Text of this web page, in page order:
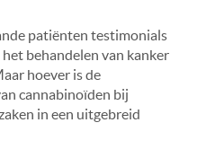
patiënten testimonials
behandelen van kanker
hoever is de
cannabinoïden bij
in een uitgebreid